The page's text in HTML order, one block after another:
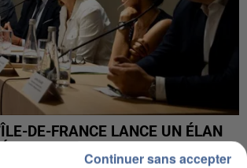
DE-FRANCE LANCE UN ÉLAN
AVEC LES...Continuer sans accepter